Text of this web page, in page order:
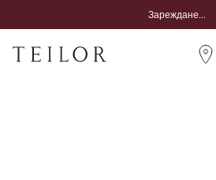
Зареждане...